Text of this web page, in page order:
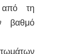
από τη
βαθμό